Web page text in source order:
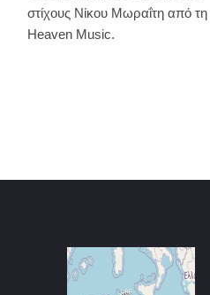
στίχους Νίκου Μωραΐτη από τη
Heaven Music.